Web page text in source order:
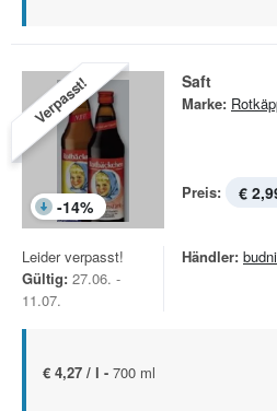
Verpasst!
-14%
Saft
Marke:
Preis: €
Leider verpasst!
Gültig: 27.06. -
11.07.
Händler: budni
€ 4,27 / l - 700 ml